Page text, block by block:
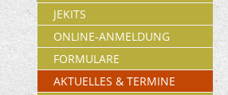
JEKITS
ONLINE-ANMELDUNG
FORMULARE
AKTUELLES & TERMINE